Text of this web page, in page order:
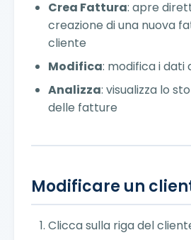
Crea Fattura: apre
creazione di una nuova
cliente
Modifica: modifica i dati
Analizza: visualizza lo
delle fatture
Modificare un
Clicca sulla riga del